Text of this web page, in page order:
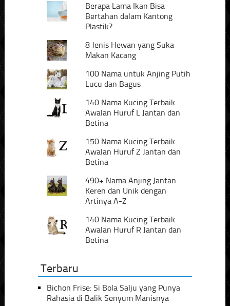
Berapa Lama Ikan Bisa
Bertahan dalam Kantong
Plastik?
8 Jenis Hewan yang Suka
Makan Kacang
100 Nama untuk Anjing Putih
Lucu dan Bagus
140 Nama Kucing Terbaik
Awalan Huruf L Jantan dan
Betina
150 Nama Kucing Terbaik
Awalan Huruf Z Jantan dan
Betina
490+ Nama Anjing Jantan
Keren dan Unik dengan
Artinya A-Z
140 Nama Kucing Terbaik
Awalan Huruf R Jantan dan
Betina
Terbaru
Bichon Frise: Si Bola Salju yang Punya
Rahasia di Balik Senyum Manisnya